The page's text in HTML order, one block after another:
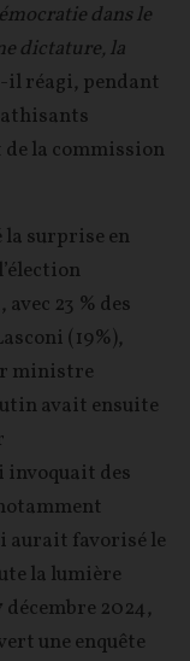
dans le
dictature, la
il réagi, pendant
la commission
surprise en
23 % des
(19%),
ministre
avait ensuite
des
aurait favorisé le
la lumière
décembre 2024,
une enquête